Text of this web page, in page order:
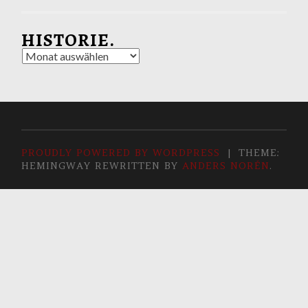
HISTORIE.
Historie.
PROUDLY POWERED BY WORDPRESS |
THEME:
HEMINGWAY REWRITTEN BYANDERS NORÉN.